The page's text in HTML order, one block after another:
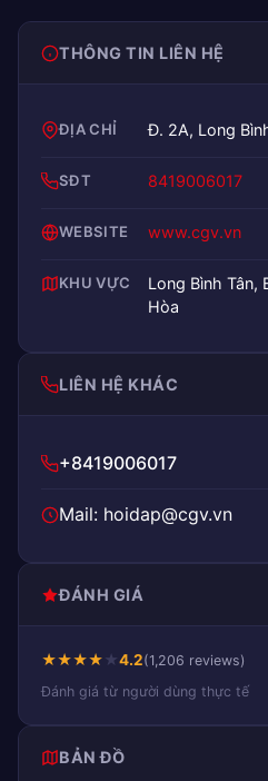
THÔNG TIN LIÊN HỆ
ĐỊA CHỈ Đ. 2A, Long
SĐT 8419006017
WEBSITE www.cgv.vn
KHU VỰC
Long Bình Tân,
Hòa
LIÊN HỆ KHÁC
+8419006017
Mail: hoidap@cgv.vn
ĐÁNH GIÁ
★★★★★4.2(1,206 reviews)
Đánh giá từ người dùng thực tế
BẢN ĐỒ